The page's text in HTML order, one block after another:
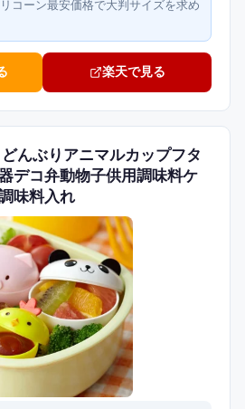
コーン最安価格で大判サイズを求め
楽天で見る
んぶりアニマルカップフタ
デコ弁動物子供用調味料ケ
味料入れ